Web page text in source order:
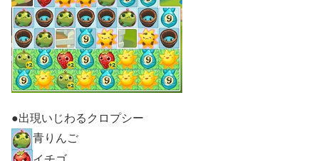
●出現いじわるクロプシー
青りんご